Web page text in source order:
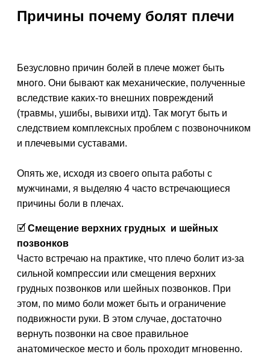
Причины почему болят плечи
Безусловно причин болей в плече может быть
много. Они бывают как механические, полученные
вследствие каких-то внешних повреждений
(травмы, ушибы, вывихи итд). Так могут быть и
следствием комплексных проблем с позвоночником
и плечевыми суставами.
Опять же, исходя из своего опыта работы с
мужчинами, я выделяю 4 часто встречающиеся
причины боли в плечах.
🗹 Смещение верхних грудных и шейных
позвонков
Часто встречаю на практике, что плечо болит из-за
сильной компрессии или смещения верхних
грудных позвонков или шейных позвонков. При
этом, по мимо боли может быть и ограничение
подвижности руки. В этом случае, достаточно
вернуть позвонки на свое правильное
анатомическое место и боль проходит мгновенно.